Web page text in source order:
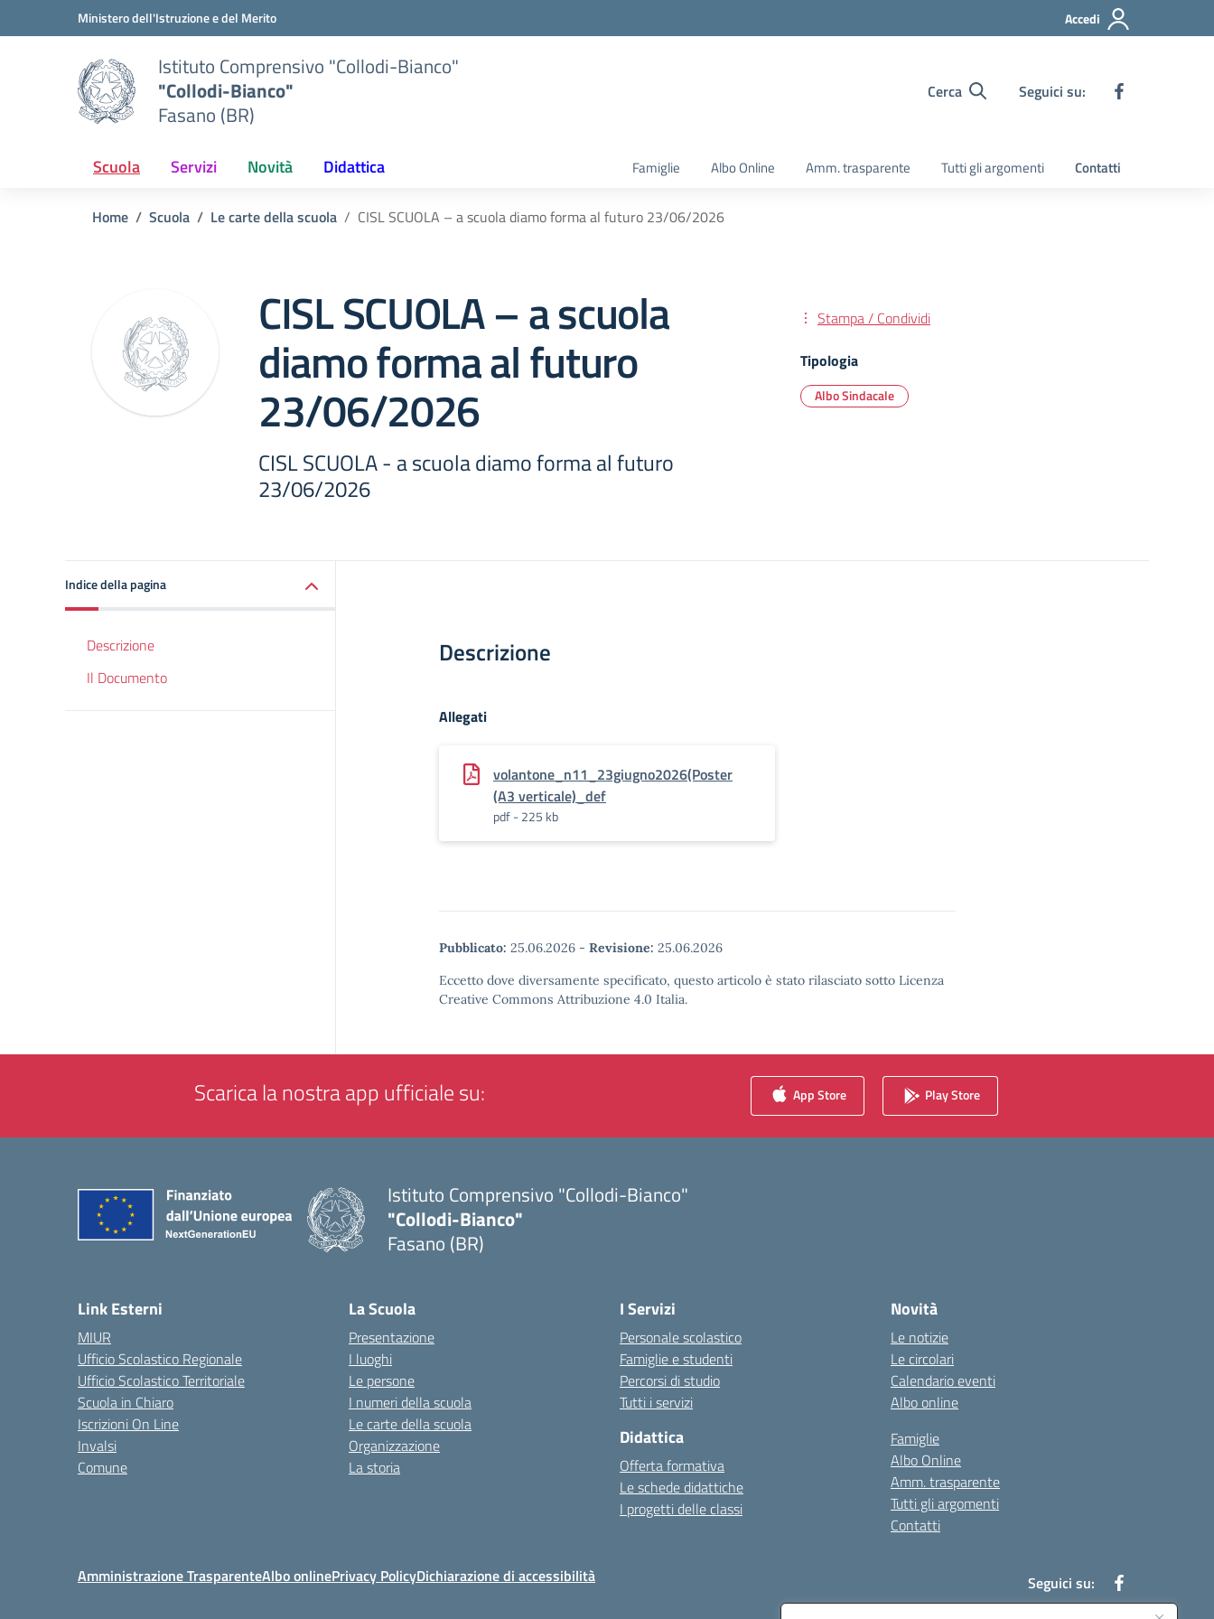
Vai ai contenuti
Vai al menu di navigazioneMinistero dell'Istruzione e del Merito Accedi
Istituto Comprensivo "Collodi-Bianco"
"Collodi-Bianco"
Fasano (BR)
Cerca Seguici su:
Scuola Servizi Novità Didattica Famiglie Albo Online Amm. trasparente Tutti gli argomenti Contatti
Home Scuola Le carte della scuola CISL SCUOLA – a scuola diamo forma al futuro 23/06/2026
CISL SCUOLA – a scuola
diamo forma al futuro
23/06/2026
CISL SCUOLA - a scuola diamo forma al futuro
23/06/2026
Stampa / Condividi
Tipologia
Albo Sindacale
Indice della pagina
Descrizione
Il Documento
Descrizione
Allegati
volantone_n11_23giugno2026(Poster
(A3 verticale)_def
pdf - 225 kb
Pubblicato: 25.06.2026 - Revisione: 25.06.2026
Eccetto dove diversamente specificato, questo articolo è stato rilasciato sotto Licenza
Creative Commons Attribuzione 4.0 Italia.
Scarica la nostra app ufficiale su: App Store Play Store
Istituto Comprensivo "Collodi-Bianco"
"Collodi-Bianco"
Fasano (BR)
Link Esterni
MIUR
Ufficio Scolastico Regionale
Ufficio Scolastico Territoriale
Scuola in Chiaro
Iscrizioni On Line
Invalsi
Comune
La Scuola
Presentazione
I luoghi
Le persone
I numeri della scuola
Le carte della scuola
Organizzazione
La storia
I Servizi
Personale scolastico
Famiglie e studenti
Percorsi di studio
Tutti i servizi
Didattica
Offerta formativa
Le schede didattiche
I progetti delle classi
Novità
Le notizie
Le circolari
Calendario eventi
Albo online
Famiglie
Albo Online
Amm. trasparente
Tutti gli argomenti
Contatti
Amministrazione TrasparenteAlbo onlinePrivacy PolicyDichiarazione di accessibilità Seguici su: